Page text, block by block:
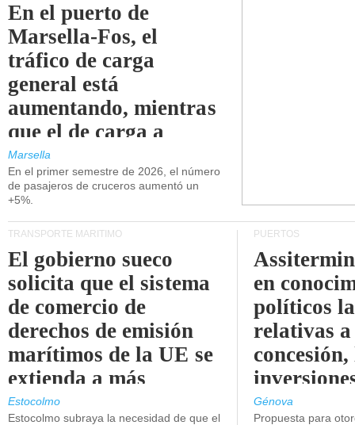
En el puerto de
Marsella-Fos, el
tráfico de carga
general está
aumentando, mientras
que el de carga a
granel está
disminuyendo.
Marsella
En el primer semestre de 2026, el número
de pasajeros de cruceros aumentó un
+5%.
TRANSPORTE MARÍTIMO
El gobierno sueco
solicita que el sistema
de comercio de
derechos de emisión
marítimos de la UE se
extienda a más
buques.
Estocolmo
Estocolmo subraya la necesidad de que el
PUERTOS
en
políticos
relativas a
concesión,
Génova
Propuesta para